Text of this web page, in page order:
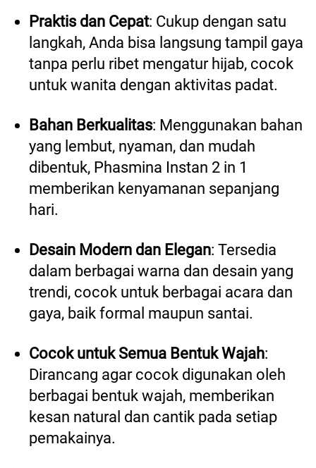
Praktis dan Cepat: Cukup dengan satu
langkah, Anda bisa langsung tampil gaya
tanpa perlu ribet mengatur hijab, cocok
untuk wanita dengan aktivitas padat.
Bahan Berkualitas: Menggunakan bahan
yang lembut, nyaman, dan mudah
dibentuk, Phasmina Instan 2 in 1
memberikan kenyamanan sepanjang
hari.
Desain Modern dan Elegan: Tersedia
dalam berbagai warna dan desain yang
trendi, cocok untuk berbagai acara dan
gaya, baik formal maupun santai.
Cocok untuk Semua Bentuk Wajah:
Dirancang agar cocok digunakan oleh
berbagai bentuk wajah, memberikan
kesan natural dan cantik pada setiap
pemakainya.